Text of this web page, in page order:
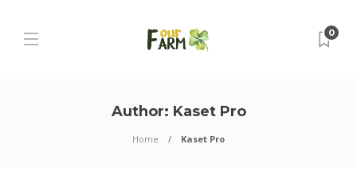
0
Author: Kaset Pro
Home Kaset Pro